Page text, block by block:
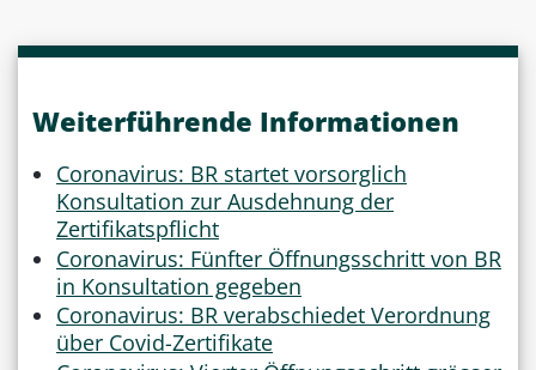
Weiterführende Informationen
Coronavirus: BR startet vorsorglich
Konsultation zur Ausdehnung der
Zertifikatspflicht
Coronavirus: Fünfter Öffnungsschritt von BR
in Konsultation gegeben
Coronavirus: BR verabschiedet Verordnung
über Covid-Zertifikate